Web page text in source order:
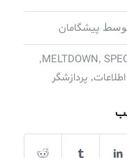
پیشگامان
MELTDOWN,
,
, پردازشگر